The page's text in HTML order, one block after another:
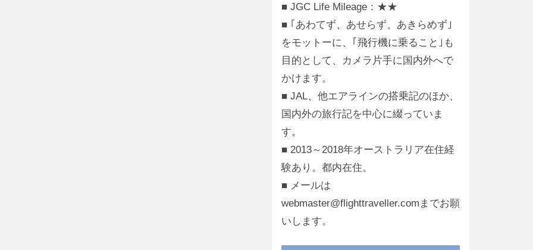
■ JGC Life Mileage：★★
■ ｢あわてず、あせらず、あきらめず｣
をモットーに、｢飛行機に乗ること｣も
目的として、カメラ片手に国内外へで
かけます。
■ JAL、他エアラインの搭乗記のほか、
国内外の旅行記を中心に綴っていま
す。
■ 2013～2018年オーストラリア在住経
験あり。都内在住。
■ メールは
webmaster@flighttraveller.comまでお願
いします。